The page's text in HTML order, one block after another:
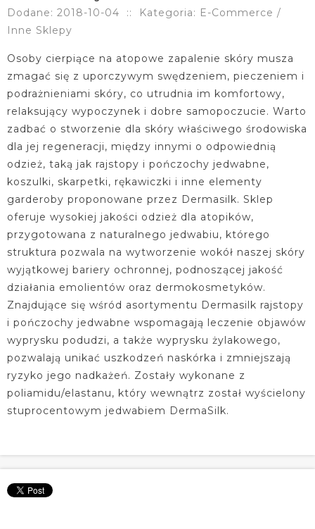
Dodane: 2018-10-04 ::
Kategoria: E-Commerce /
Inne Sklepy
Osoby cierpiące na atopowe zapalenie skóry musza
zmagać się z uporczywym swędzeniem, pieczeniem i
podrażnieniami skóry, co utrudnia im komfortowy,
relaksujący wypoczynek i dobre samopoczucie. Warto
zadbać o stworzenie dla skóry właściwego środowiska
dla jej regeneracji, między innymi o odpowiednią
odzież, taką jak rajstopy i pończochy jedwabne,
koszulki, skarpetki, rękawiczki i inne elementy
garderoby proponowane przez Dermasilk. Sklep
oferuje wysokiej jakości odzież dla atopików,
przygotowana z naturalnego jedwabiu, którego
struktura pozwala na wytworzenie wokół naszej skóry
wyjątkowej bariery ochronnej, podnoszącej jakość
działania emolientów oraz dermokosmetyków.
Znajdujące się wśród asortymentu Dermasilk rajstopy
i pończochy jedwabne wspomagają leczenie objawów
wyprysku podudzi, a także wyprysku żylakowego,
pozwalają unikać uszkodzeń naskórka i zmniejszają
ryzyko jego nadkażeń. Zostały wykonane z
poliamidu/elastanu, który wewnątrz został wyścielony
stuprocentowym jedwabiem DermaSilk.